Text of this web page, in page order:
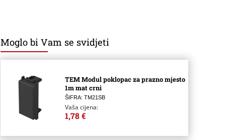
Moglo bi Vam se svidjeti
TEM Modul poklopac za prazno mjesto
1m mat crni
ŠIFRA: TM21SB
Vaša cijena:
1,78 €